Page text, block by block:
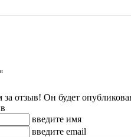
руб.
за отзыв! Он будет
введите имя
введите email